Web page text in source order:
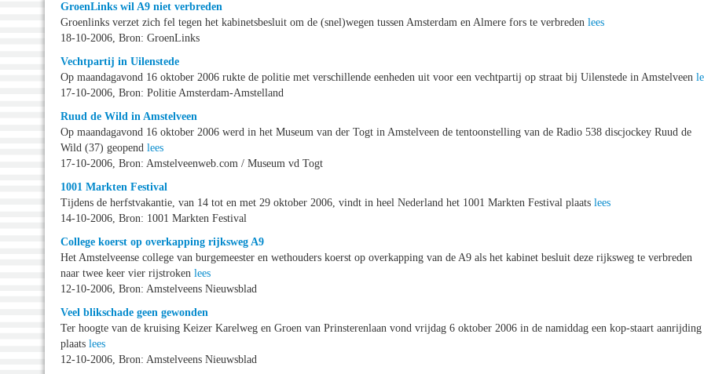
GroenLinks wil A9 niet verbreden
Groenlinks verzet zich fel tegen het kabinetsbesluit om de (snel)wegen tussen Amsterdam en Almere fors te verbreden lees
18-10-2006, Bron: GroenLinks
Vechtpartij in Uilenstede
Op maandagavond 16 oktober 2006 rukte de politie met verschillende eenheden uit voor een vechtpartij op straat bij Uilenstede in Amstelveen
17-10-2006, Bron: Politie Amsterdam-Amstelland
Ruud de Wild in Amstelveen
Op maandagavond 16 oktober 2006 werd in het Museum van der Togt in Amstelveen de tentoonstelling van de Radio 538 discjockey Ruud de
Wild (37) geopend lees
17-10-2006, Bron: Amstelveenweb.com / Museum vd Togt
1001 Markten Festival
Tijdens de herfstvakantie, van 14 tot en met 29 oktober 2006, vindt in heel Nederland het 1001 Markten Festival plaats lees
14-10-2006, Bron: 1001 Markten Festival
College koerst op overkapping rijksweg A9
Het Amstelveense college van burgemeester en wethouders koerst op overkapping van de A9 als het kabinet besluit deze rijksweg te verbreden
naar twee keer vier rijstroken lees
12-10-2006, Bron: Amstelveens Nieuwsblad
Veel blikschade geen gewonden
Ter hoogte van de kruising Keizer Karelweg en Groen van Prinsterenlaan vond vrijdag 6 oktober 2006 in de namiddag een kop-staart aanrijding
plaats lees
12-10-2006, Bron: Amstelveens Nieuwsblad